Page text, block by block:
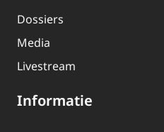
Dossiers
Media
Livestream
Informatie